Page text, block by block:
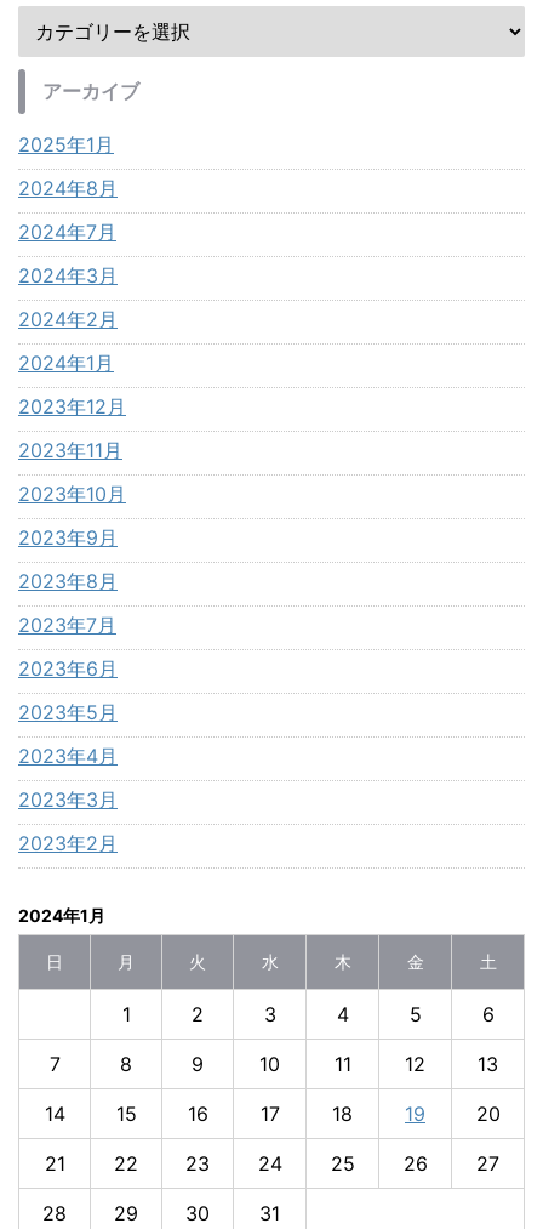
アーカイブ
2025年1月
2024年8月
2024年7月
2024年3月
2024年2月
2024年1月
2023年12月
2023年11月
2023年10月
2023年9月
2023年8月
2023年7月
2023年6月
2023年5月
2023年4月
2023年3月
2023年2月
2024年1月
日 月 火 水 木 金 土
1 2 3 4 5 6
7 8 9 10 11 12 13
14 15 16 17 18 19 20
21 22 23 24 25 26 27
28 29 30 31